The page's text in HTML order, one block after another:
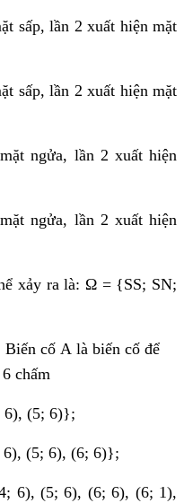
sấp, lần 2 xuất hiện mặt
sấp, lần 2 xuất hiện mặt
ngửa, lần 2 xuất hiện
ngửa, lần 2 xuất hiện
xảy ra là: Ω = {SS; SN;
cố A là biến cố để
chấm
6), (5; 6)};
(5; 6), (6; 6)};
6), (5; 6), (6; 6), (6; 1),